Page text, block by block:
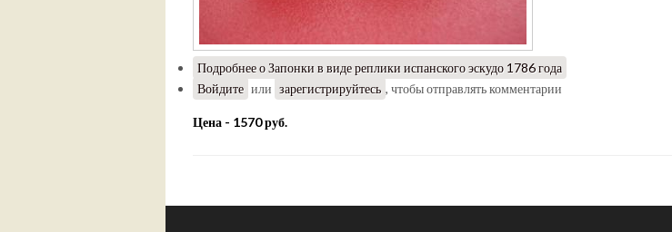
Подробнеео Запонки в виде реплики испанского эскудо 1786 года
Войдите или зарегистрируйтесь , чтобы отправлять комментарии
Цена - 1570 руб.